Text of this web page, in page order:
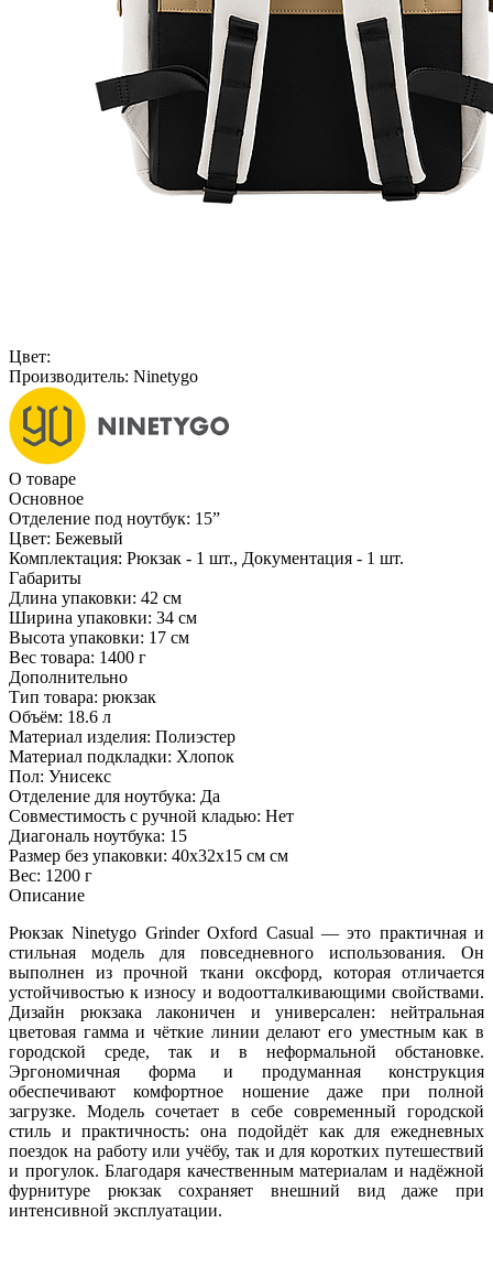
Цвет:
Производитель: Ninetygo
О товаре
Основное
Отделение под ноутбук: 15ˮ
Цвет: Бежевый
Комплектация: Рюкзак - 1 шт., Документация - 1 шт.
Габариты
Длина упаковки: 42 см
Ширина упаковки: 34 см
Высота упаковки: 17 см
Вес товара: 1400 г
Дополнительно
Тип товара: рюкзак
Объём: 18.6 л
Материал изделия: Полиэстер
Материал подкладки: Хлопок
Пол: Унисекс
Отделение для ноутбука: Да
Совместимость с ручной кладью: Нет
Диагональ ноутбука: 15
Размер без упаковки: 40x32x15 см см
Вес: 1200 г
Описание
Рюкзак Ninetygo Grinder Oxford Casual — это практичная и
стильная модель для повседневного использования. Он
выполнен из прочной ткани оксфорд, которая отличается
устойчивостью к износу и водоотталкивающими свойствами.
Дизайн рюкзака лаконичен и универсален: нейтральная
цветовая гамма и чёткие линии делают его уместным как в
городской среде, так и в неформальной обстановке.
Эргономичная форма и продуманная конструкция
обеспечивают комфортное ношение даже при полной
загрузке. Модель сочетает в себе современный городской
стиль и практичность: она подойдёт как для ежедневных
поездок на работу или учёбу, так и для коротких путешествий
и прогулок. Благодаря качественным материалам и надёжной
фурнитуре рюкзак сохраняет внешний вид даже при
интенсивной эксплуатации.